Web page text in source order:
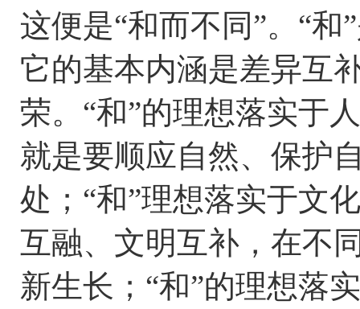
这便是“和而不同”。“
它的基本内涵是差异互
荣。“和”的理想落实于
就是要顺应自然、保护
处；“和”理想落实于文
互融、文明互补，在不
新生长；“和”的理想落